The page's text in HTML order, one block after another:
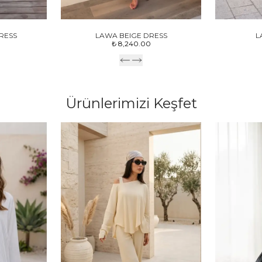
LAWA BEIGE DRESS
₺ 8,240.00
Ürünlerimizi Keşfet